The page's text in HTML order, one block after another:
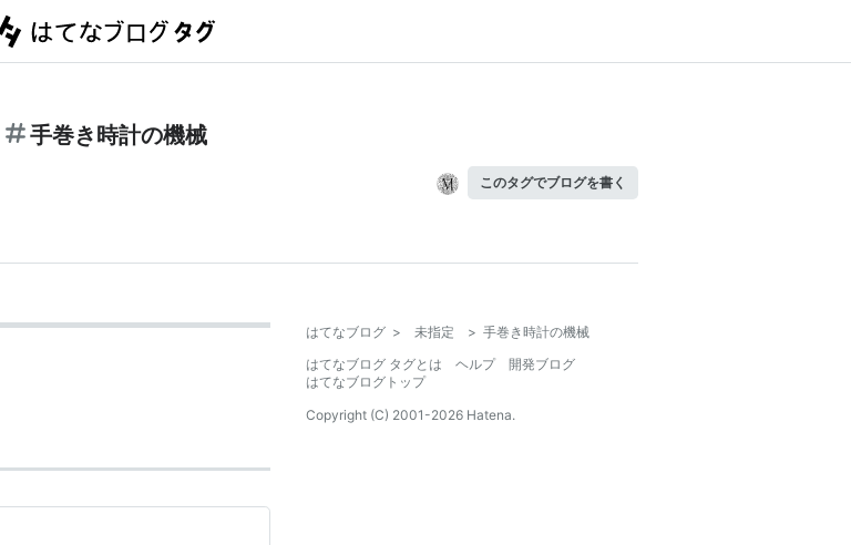
手巻き時計の機械
このタグでブログを書く
はてなブログ > 未指定 > 手巻き時計の機械
はてなブログ タグとは
ヘルプ
開発ブログ
はてなブログトップ
Copyright (C) 2001-2026 Hatena.